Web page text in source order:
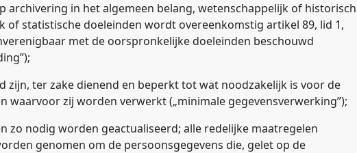
archivering in het algemeen belang, wetenschappelijk of historisch
of statistische doeleinden wordt overeenkomstig artikel 89, lid 1,
met de oorspronkelijke doeleinden beschouwd
”);
zijn, ter zake dienend en beperkt tot wat noodzakelijk is voor de
waarvoor zij worden verwerkt („minimale gegevensverwerking”);
zo nodig worden geactualiseerd; alle redelijke maatregelen
genomen om de persoonsgegevens die, gelet op de